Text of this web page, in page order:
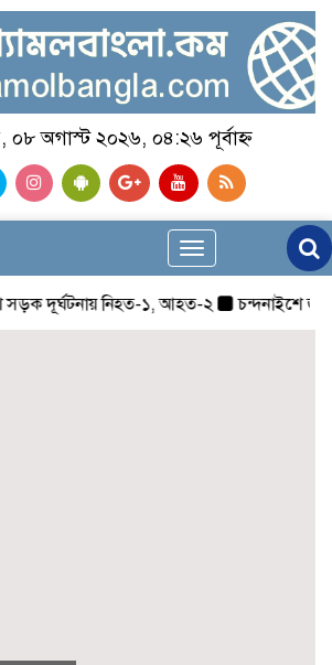
০৮ অগাস্ট ২০২৬, ০৪:২৬ পূর্বাহ্ন
Toggle
navigation
দূর্ঘটনায় নিহত-১, আহত-২ চন্দনাইশে জুলাই